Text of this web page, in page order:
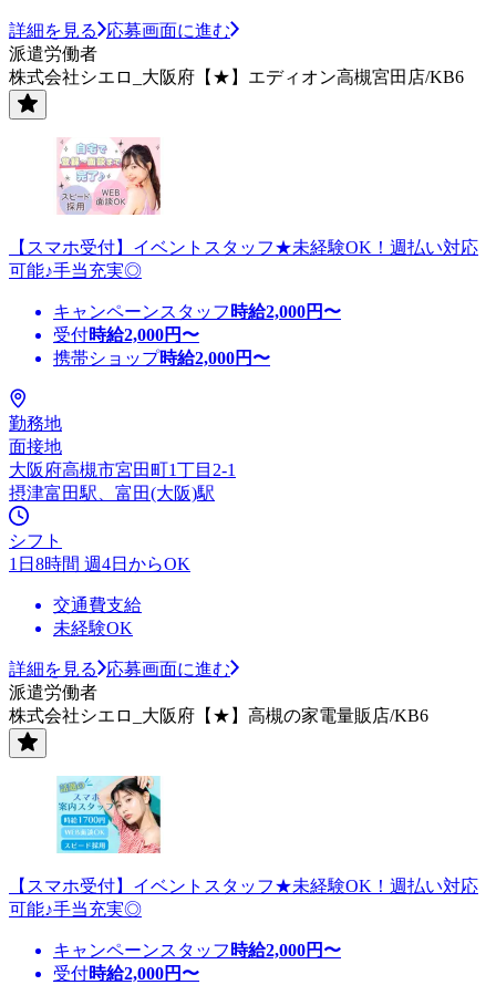
詳細を見る
応募画面に進む
派遣労働者
株式会社シエロ_大阪府【★】エディオン高槻宮田店/KB6
【スマホ受付】イベントスタッフ★未経験OK！週払い対応
可能♪手当充実◎
キャンペーンスタッフ 時給2,000円〜
受付時給2,000円〜
携帯ショップ時給2,000円〜
勤務地
面接地
大阪府高槻市宮田町1丁目2-1
摂津富田駅、富田(大阪)駅
シフト
1日8時間 週4日からOK
交通費支給
未経験OK
詳細を見る
応募画面に進む
派遣労働者
株式会社シエロ_大阪府【★】高槻の家電量販店/KB6
【スマホ受付】イベントスタッフ★未経験OK！週払い対応
可能♪手当充実◎
キャンペーンスタッフ 時給2,000円〜
受付時給2,000円〜